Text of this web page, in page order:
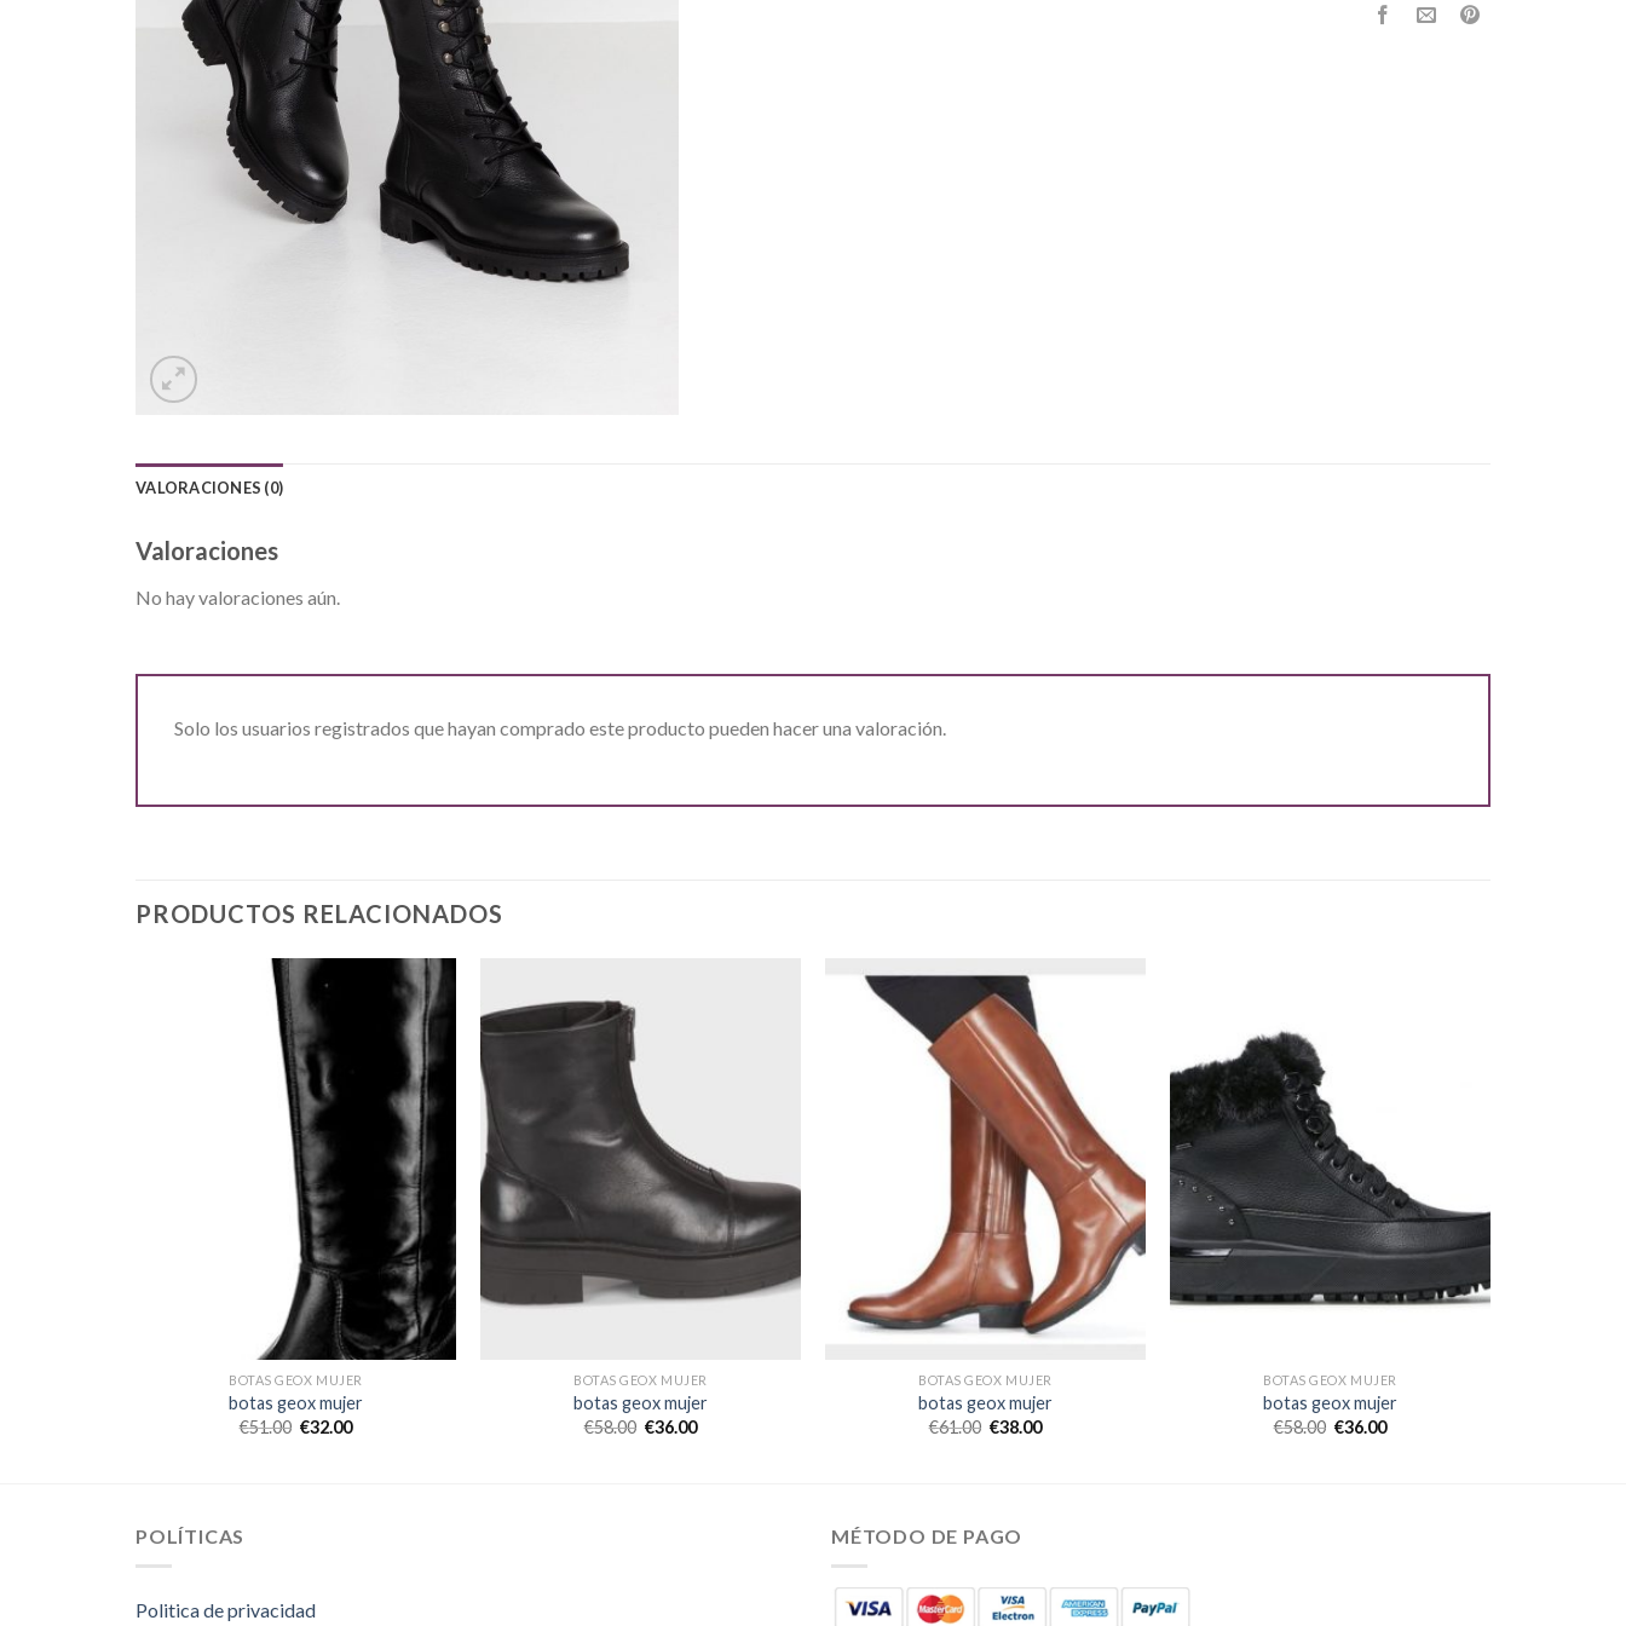
VALORACIONES (0)
Valoraciones
No hay valoraciones aún.
Solo los usuarios registrados que hayan comprado este producto pueden hacer una valoración.
PRODUCTOS RELACIONADOS
BOTAS GEOX MUJER
botas geox mujer
€51.00 €32.00
BOTAS GEOX MUJER
botas geox mujer
€58.00 €36.00
BOTAS GEOX MUJER
botas geox mujer
€61.00 €38.00
BOTAS GEOX MUJER
botas geox mujer
€58.00 €36.00
POLÍTICAS
Politica de privacidad
MÉTODO DE PAGO